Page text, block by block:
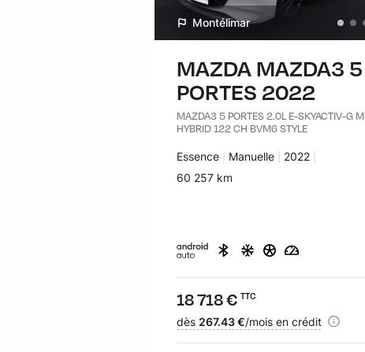
Montélimar
MAZDA MAZDA3 5
PORTES 2022
MAZDA3 5 PORTES 2.0L E-SKYACTIV-G M
HYBRID 122 CH BVM6 STYLE
Carburant :
Essence Transmission :
Manuelle Années :
2022
Kilomètres :
60 257 km
Prix :
18 718 € TTC
Financement :
dès 267.43 €/mois en crédit